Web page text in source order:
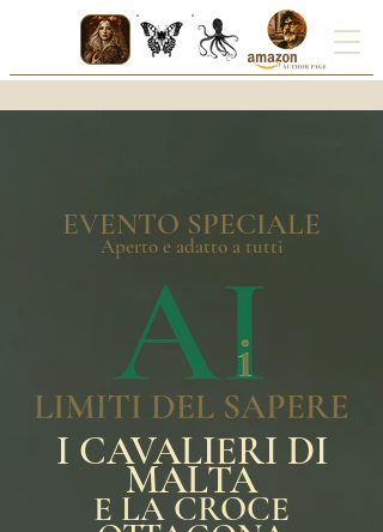
EVENTO SPECIALE
Aperto e adatto a tutti
I CAVALIERI DI
MALTA
E LA CROCE